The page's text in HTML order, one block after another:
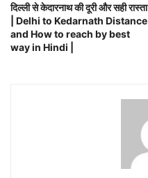
दिल्ली से केदारनाथ की दूरी और सही रास्ता
| Delhi to Kedarnath Distance
and How to reach by best
way in Hindi |